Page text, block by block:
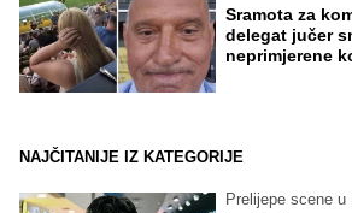
Sramota za
delegat jučer
neprimjerene
NAJČITANIJE IZ KATEGORIJE
Prelijepe scene u